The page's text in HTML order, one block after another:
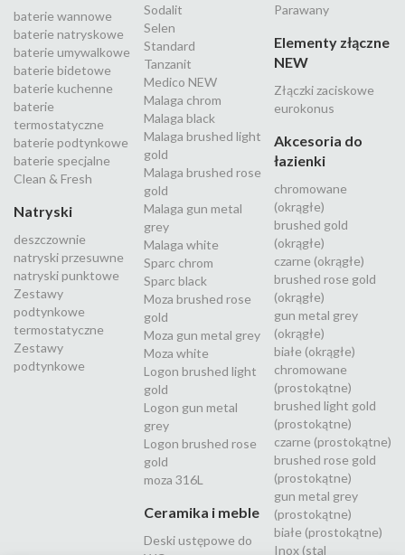
baterie wannowe
baterie natryskowe
baterie umywalkowe
baterie bidetowe
baterie kuchenne
baterie
termostatyczne
baterie podtynkowe
baterie specjalne
Clean & Fresh
Natryski
deszczownie
natryski przesuwne
natryski punktowe
Zestawy
podtynkowe
termostatyczne
Zestawy
podtynkowe
Sodalit
Selen
Standard
Tanzanit
Medico NEW
Malaga chrom
Malaga black
Malaga brushed light
gold
Malaga brushed rose
gold
Malaga gun metal
grey
Malaga white
Sparc chrom
Sparc black
Moza brushed rose
gold
Moza gun metal grey
Moza white
Logon brushed light
gold
Logon gun metal
grey
Logon brushed rose
gold
moza 316L
Ceramika i meble
Deski ustępowe do
Parawany
Elementy złączne
NEW
Złączki zaciskowe
eurokonus
Akcesoria do
łazienki
chromowane
(okrągłe)
brushed gold
(okrągłe)
czarne (okrągłe)
brushed rose gold
(okrągłe)
gun metal grey
(okrągłe)
białe (okrągłe)
chromowane
(prostokątne)
brushed light gold
(prostokątne)
czarne (prostokątne)
brushed rose gold
(prostokątne)
gun metal grey
(prostokątne)
białe (prostokątne)
Inox (stal